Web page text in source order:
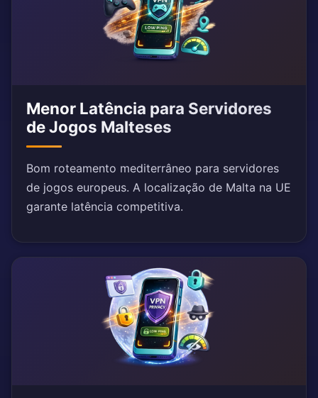
Menor Latência para Servidores
de Jogos Malteses
Bom roteamento mediterrâneo para servidores
de jogos europeus. A localização de Malta na UE
garante latência competitiva.